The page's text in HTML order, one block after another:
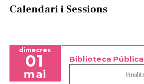
Calendari i Sessions
dimecres
01
mai
Biblioteca Pública